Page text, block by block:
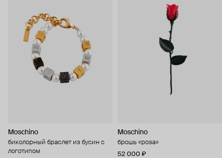
Moschino
биколорный браслет из бусин с
логотипом
Moschino
брошь «роза»
52 000 ₽